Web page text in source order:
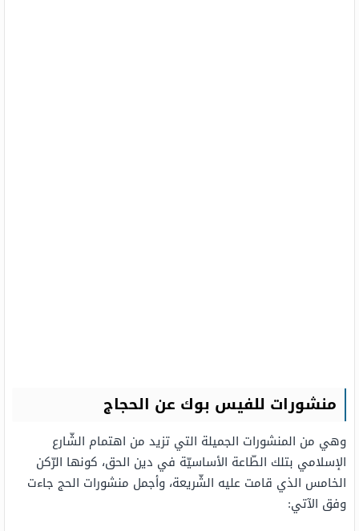
منشورات للفيس بوك عن الحجاج
وهي من المنشورات الجميلة التي تزيد من اهتمام الشّارع
الإسلامي بتلك الطّاعة الأساسيّة في دين الحق، كونها الرّكن
الخامس الذي قامت عليه الشّريعة، وأجمل منشورات الحج جاءت
وفق الآتي: